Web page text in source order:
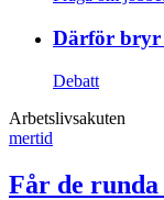
Därför bryr
Debatt
Arbetslivsakuten
mertid
Får de